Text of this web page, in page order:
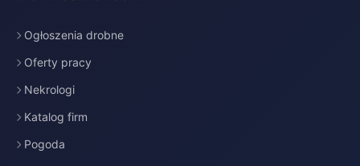
Ogłoszenia drobne
Oferty pracy
Nekrologi
Katalog firm
Pogoda